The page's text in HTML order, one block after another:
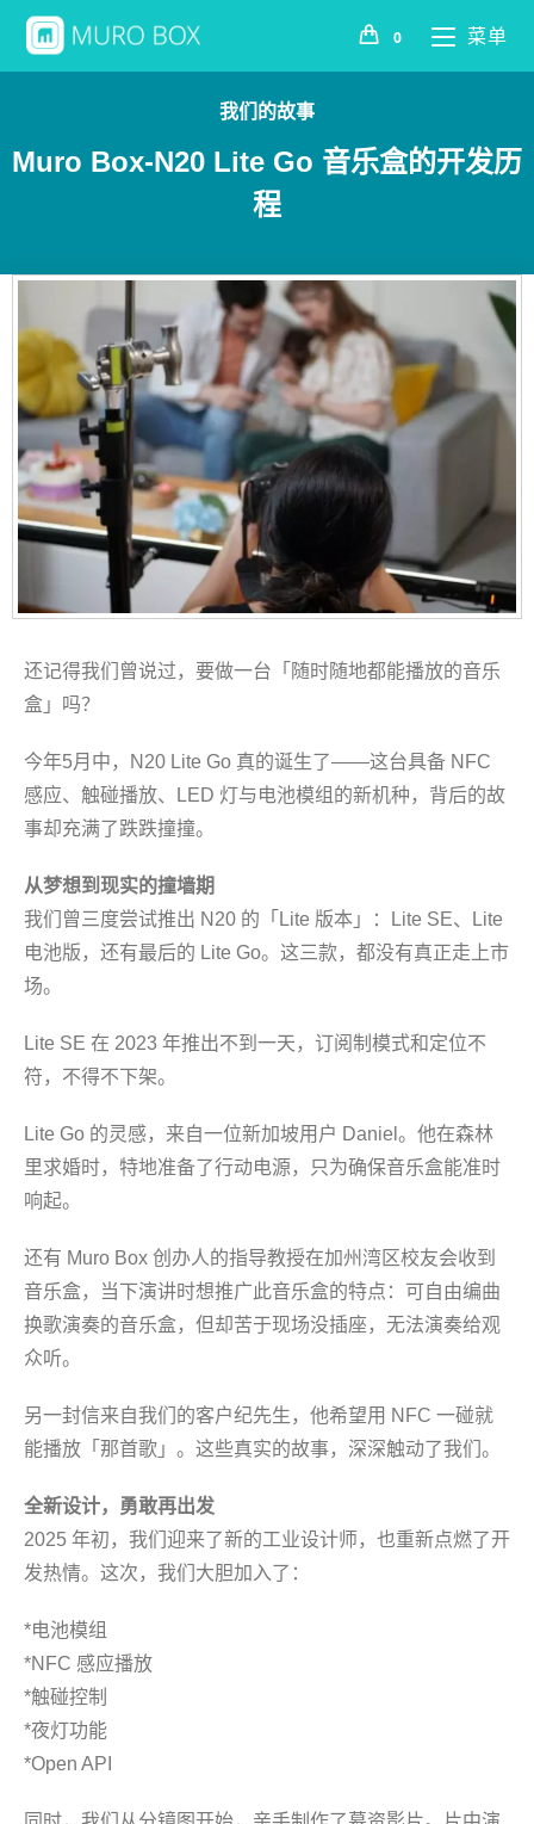
0 菜单
我们的故事
Muro Box-N20 Lite Go 音乐盒的开发历
程
还记得我们曾说过，要做一台「随时随地都能播放的音乐
盒」吗？
今年5月中，N20 Lite Go 真的诞生了——这台具备 NFC
感应、触碰播放、LED 灯与电池模组的新机种，背后的故
事却充满了跌跌撞撞。
从梦想到现实的撞墙期
我们曾三度尝试推出 N20 的「Lite 版本」：Lite SE、Lite
电池版，还有最后的 Lite Go。这三款，都没有真正走上市
场。
Lite SE 在 2023 年推出不到一天，订阅制模式和定位不
符，不得不下架。
Lite Go 的灵感，来自一位新加坡用户 Daniel。他在森林
里求婚时，特地准备了行动电源，只为确保音乐盒能准时
响起。
还有 Muro Box 创办人的指导教授在加州湾区校友会收到
音乐盒，当下演讲时想推广此音乐盒的特点：可自由编曲
换歌演奏的音乐盒，但却苦于现场没插座，无法演奏给观
众听。
另一封信来自我们的客户纪先生，他希望用 NFC 一碰就
能播放「那首歌」。这些真实的故事，深深触动了我们。
全新设计，勇敢再出发
2025 年初，我们迎来了新的工业设计师，也重新点燃了开
发热情。这次，我们大胆加入了：
*电池模组
*NFC 感应播放
*触碰控制
*夜灯功能
*Open API